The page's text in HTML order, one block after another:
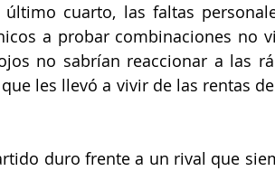
último cuarto, las faltas
a probar combinaciones no
no sabrían reaccionar a las
les llevó a vivir de las rentas
duro frente a un rival que